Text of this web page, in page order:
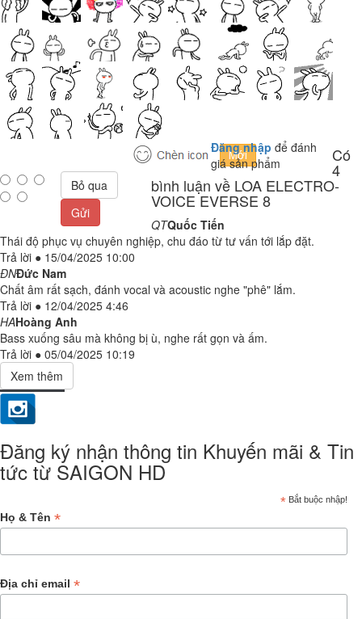
Đăng nhập để đánh
giá sản phẩm
Bỏ qua
Gửi
Có
4
bình luận về LOA ELECTRO-
VOICE EVERSE 8
QTQuốc Tiến
Thái độ phục vụ chuyên nghiệp, chu đáo từ tư vấn tới lắp đặt.
Trả lời ● 15/04/2025 10:00
ĐNĐức Nam
Chất âm rất sạch, đánh vocal và acoustic nghe "phê" lắm.
Trả lời ● 12/04/2025 4:46
HAHoàng Anh
Bass xuống sâu mà không bị ù, nghe rất gọn và ấm.
Trả lời ● 05/04/2025 10:19
Đăng ký nhận thông tin Khuyến mãi & Tin
tức từ SAIGON HD
* Bắt buộc nhập!
Họ & Tên *
Địa chỉ email *